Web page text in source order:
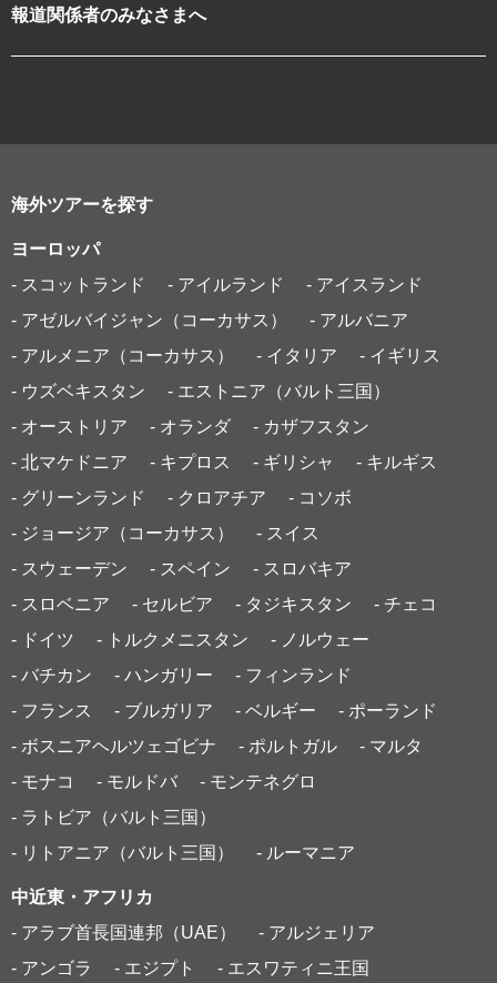
報道関係者のみなさまへ
海外ツアーを探す
ヨーロッパ
- スコットランド
- アイルランド
- アイスランド
- アゼルバイジャン（コーカサス）
- アルバニア
- アルメニア（コーカサス）
- イタリア
- イギリス
- ウズベキスタン
- エストニア（バルト三国）
- オーストリア
- オランダ
- カザフスタン
- 北マケドニア
- キプロス - ギリシャ
- キルギス
- グリーンランド
- クロアチア
- コソボ
- ジョージア（コーカサス）
- スイス
- スウェーデン
- スペイン
- スロバキア
- スロベニア
- セルビア - タジキスタン
- チェコ
- ドイツ
- トルクメニスタン
- ノルウェー
- バチカン
- ハンガリー
- フィンランド
- フランス
- ブルガリア - ベルギー
- ポーランド
- ボスニアヘルツェゴビナ
- ポルトガル
- マルタ
- モナコ
- モルドバ
- モンテネグロ
- ラトビア（バルト三国）
- リトアニア（バルト三国）
- ルーマニア
中近東・アフリカ
- アラブ首長国連邦（UAE）
- アルジェリア
- アンゴラ
- エジプト
- エスワティニ王国